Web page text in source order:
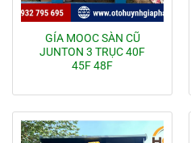
GÍA MOOC SÀN CŨ
JUNTON 3 TRỤC 40F
45F 48F